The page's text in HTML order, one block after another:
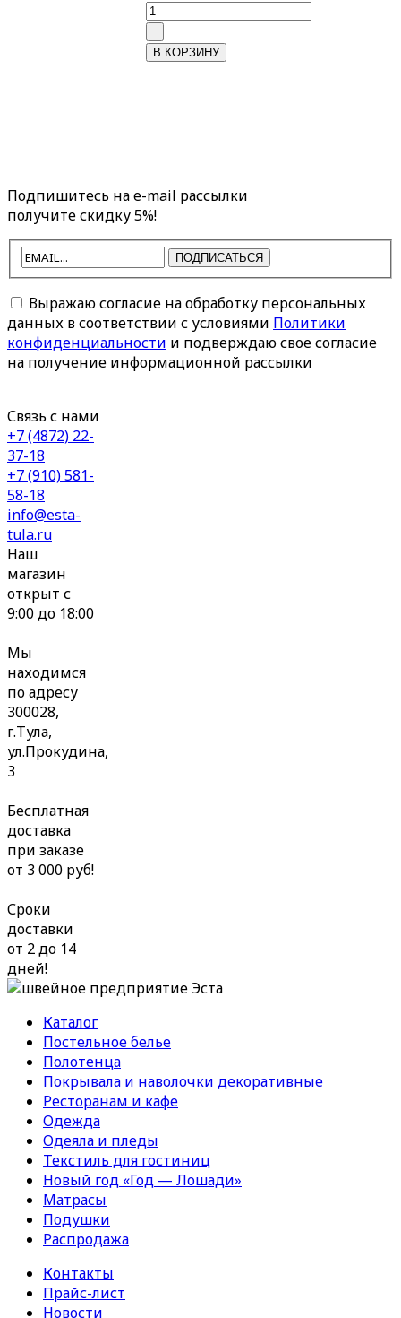
Подпишитесь на e-mail рассылки
получите скидку 5%!
ПОДПИСАТЬСЯ
Выражаю согласие на обработку персональных
данных в соответствии с условиями Политики
конфиденциальности и подверждаю свое согласие
на получение информационной рассылки
Связь с нами
+7 (4872) 22-
37-18
+7 (910) 581-
58-18
info@esta-
tula.ru
Наш
магазин
открыт с
9:00 до 18:00
Мы
находимся
по адресу
300028,
г.Тула,
ул.Прокудина,
3
Бесплатная
доставка
при заказе
от 3 000 руб!
Сроки
доставки
от 2 до 14
дней!
Каталог
Постельное белье
Полотенца
Покрывала и наволочки декоративные
Ресторанам и кафе
Одежда
Одеяла и пледы
Текстиль для гостиниц
Новый год «Год — Лошади»
Матрасы
Подушки
Распродажа
Контакты
Прайс-лист
Новости